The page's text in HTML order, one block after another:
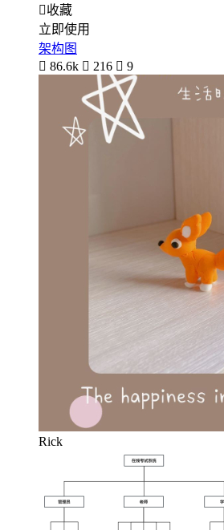
收藏
立即使用
架构图
 86.6k  216  9
Rick